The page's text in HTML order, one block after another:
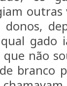
outras
donos,
gado
que não
branco